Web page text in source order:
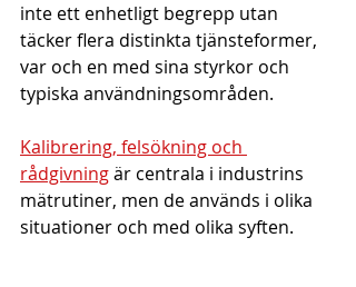
inte ett enhetligt begrepp utan
täcker flera distinkta tjänsteformer,
var och en med sina styrkor och
typiska användningsområden.
Kalibrering, felsökning och
rådgivning är centrala i industrins
mätrutiner, men de används i olika
situationer och med olika syften.